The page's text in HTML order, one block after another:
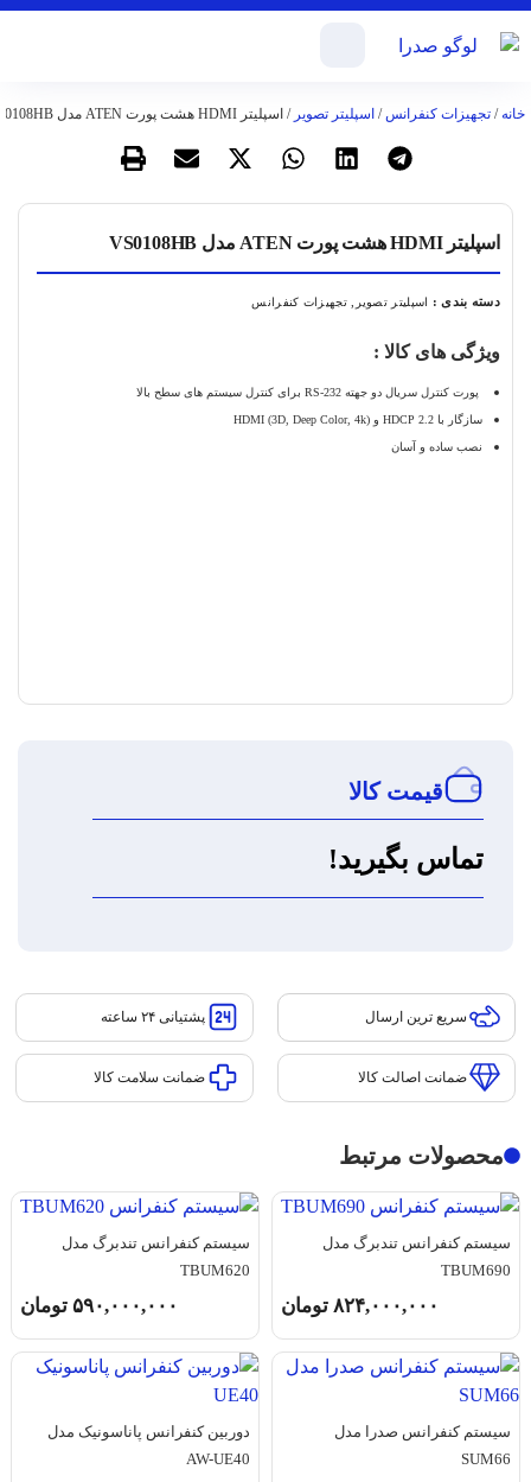
خانه/ تجهیزات کنفرانس/ اسپلیتر تصویر / اسپلیتر HDMI هشت پورت ATEN مدل VS0108HB
اسپلیتر HDMI هشت پورت ATEN مدل VS0108HB
دسته بندی : اسپلیتر تصویر ,تجهیزات کنفرانس
ویژگی های کالا :
پورت کنترل سریال دو جهته RS-232 برای کنترل سیستم های سطح بالا
سازگار با HDCP 2.2 و HDMI (3D, Deep Color, 4k)
نصب ساده و آسان
قیمت کالا
تماس بگیرید!
سریع ترین ارسال پشتیانی ۲۴ ساعته
ضمانت اصالت کالا ضمانت سلامت کالا
محصولات مرتبط
سیستم کنفرانس تندبرگ مدل
TBUM690
۸۲۴,۰۰۰,۰۰۰ تومان
سیستم کنفرانس تندبرگ مدل
TBUM620
۵۹۰,۰۰۰,۰۰۰ تومان
سیستم کنفرانس صدرا مدل
SUM66
دوربین کنفرانس پاناسونیک مدل
AW-UE40